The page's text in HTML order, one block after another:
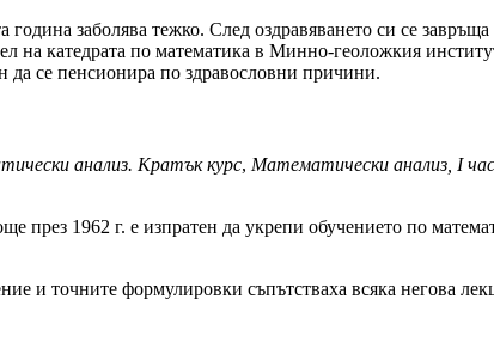
заболява тежко. След оздравяването си се
на катедрата по математика в Минно-геоложкия
да се пенсионира по здравословни причини.
анализ. Кратък курс, Математически анализ, I час
през 1962 г. е изпратен да укрепи обучението по
и точните формулировки съпътстваха всяка негова